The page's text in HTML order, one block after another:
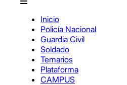
Inicio
Policía Nacional
Guardia Civil
Soldado
Temarios
Plataforma
CAMPUS